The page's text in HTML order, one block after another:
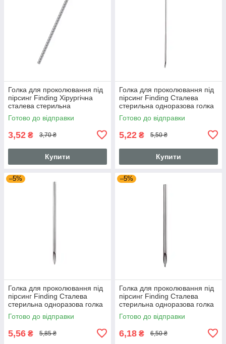
Голка для проколювання під
пірсинг Finding Хірургічна
сталева стерильна
одноразова голка 17G
Сталистий 1.1 мм
Готово до відправки
3,52 ₴ 3,70 ₴
Купити
Голка для проколювання під
пірсинг Finding Сталева
стерильна одноразова голка
20G Сталистий 0.8 мм
Готово до відправки
5,22 ₴ 5,50 ₴
Купити
–5%
Голка для проколювання під
пірсинг Finding Сталева
стерильна одноразова голка
18G Сталистий 1 мм
Готово до відправки
5,56 ₴ 5,85 ₴
–5%
Голка для проколювання під
пірсинг Finding Сталева
стерильна одноразова голка
12G Сталистий 2 мм
Готово до відправки
6,18 ₴ 6,50 ₴